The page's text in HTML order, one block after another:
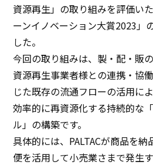
サステナビリティ
サステナビリティ
イノベーション
イノベーション
採用情報
資源再生」の取り組みを評価い
ーンイノベーション大賞2023」
した。
今回の取り組みは、製・配・販
資源再生事業者様との連携・協
じた既存の流通フローの活用に
効率的に再資源化する持続的な
ル」の構築です。
具体的には、PALTACが商品を
便を活用して小売業さまで発生